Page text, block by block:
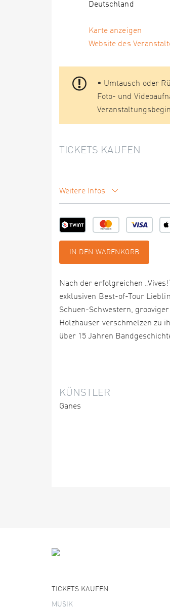
Deutschland
Karte anzeigen
Website des
• Umtausch oder
Foto- und
TICKETS KAUFEN
Weitere Infos
IN DEN WARENKORB
Nach der erfolgreichen
exklusiven Best-of-Tour
Schuen-Schwestern,
Holzhauser verschmelzen zu
über 15 Jahren
KÜNSTLER
Ganes
TICKETS KAUFEN
MUSIK